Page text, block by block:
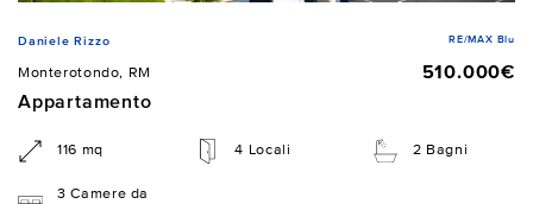
Daniele Rizzo RE/MAX Blu
Monterotondo, RM
510.000€
Appartamento
116 mq 4 Locali 2 Bagni
3 Camere da